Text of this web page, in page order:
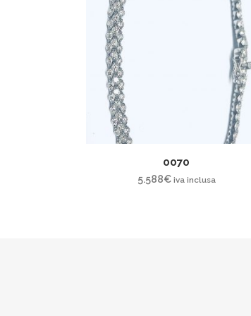
0070
5.588€ iva inclusa